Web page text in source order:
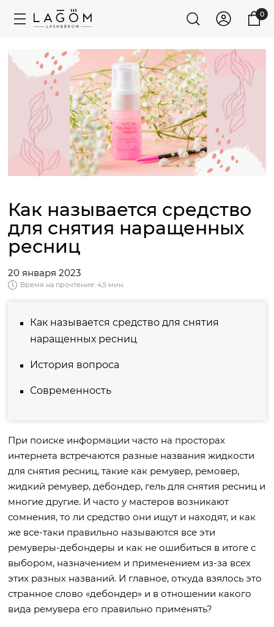
0
Как называется средство
для снятия наращенных
ресниц
20 января 2023
Время на прочтение: 4,5 мин.
Как называется средство для снятия
наращенных ресниц
История вопроса
Современность
При поиске информации часто на просторах
интернета встречаются разные названия жидкости
для снятия ресниц, такие как ремувер, ремовер,
жидкий ремувер, дебондер, гель для снятия ресниц и
многие другие. И часто у мастеров возникают
сомнения, то ли средство они ищут и находят, и как
же все-таки правильно называются все эти
ремуверы-дебондеры и как не ошибиться в итоге с
выбором, назначением и применением из-за всех
этих разных названий. И главное, откуда взялось это
странное слово «дебондер» и в отношении какого
вида ремувера его правильно применять?